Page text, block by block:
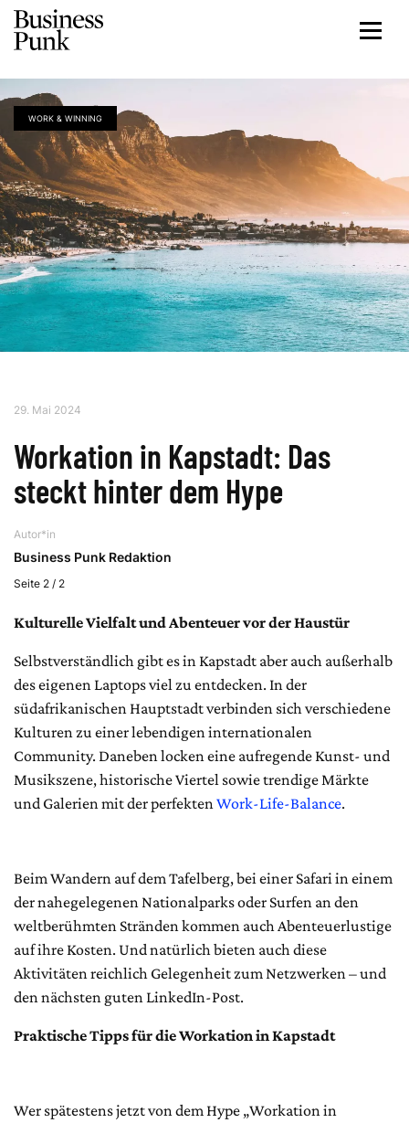
WORK & WINNING
29. Mai 2024
Workation in Kapstadt: Das
steckt hinter dem Hype
Autor*in
Business Punk Redaktion
Seite 2 / 2
Kulturelle Vielfalt und Abenteuer vor der Haustür
Selbstverständlich gibt es in Kapstadt aber auch außerhalb
des eigenen Laptops viel zu entdecken. In der
südafrikanischen Hauptstadt verbinden sich verschiedene
Kulturen zu einer lebendigen internationalen
Community. Daneben locken eine aufregende Kunst- und
Musikszene, historische Viertel sowie trendige Märkte
und Galerien mit der perfekten Work-Life-Balance.
Beim Wandern auf dem Tafelberg, bei einer Safari in einem
der nahegelegenen Nationalparks oder Surfen an den
weltberühmten Stränden kommen auch Abenteuerlustige
auf ihre Kosten. Und natürlich bieten auch diese
Aktivitäten reichlich Gelegenheit zum Netzwerken – und
den nächsten guten LinkedIn-Post.
Praktische Tipps für die Workation in Kapstadt
Wer spätestens jetzt von dem Hype „Workation in